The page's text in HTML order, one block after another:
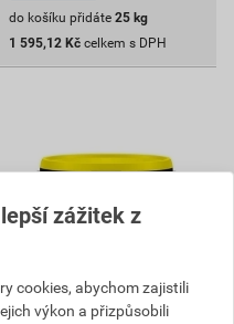
do košíku přidáte 25 kg
1 595,12 Kč celkem s DPH
zážitek z
cookies, abychom zajistili
výkon a přizpůsobili